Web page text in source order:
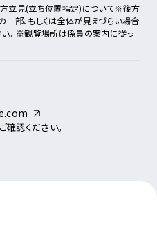
立見(立ち位置指定)について※後方
一部、もしくは全体が見えづらい場合
。 ※観覧場所は係員の案内に従っ
認ください。